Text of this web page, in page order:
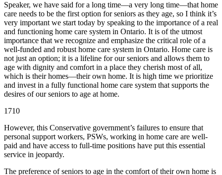
Speaker, we have said for a long time—a very long time—that home
care needs to be the first option for seniors as they age, so I think it’s
very important we start today by speaking to the importance of a real
and functioning home care system in Ontario. It is of the utmost
importance that we recognize and emphasize the critical role of a
well-funded and robust home care system in Ontario. Home care is
not just an option; it is a lifeline for our seniors and allows them to
age with dignity and comfort in a place they cherish most of all,
which is their homes—their own home. It is high time we prioritize
and invest in a fully functional home care system that supports the
desires of our seniors to age at home.
1710
However, this Conservative government’s failures to ensure that
personal support workers, PSWs, working in home care are well-
paid and have access to full-time positions have put this essential
service in jeopardy.
The preference of seniors to age in the comfort of their own home is